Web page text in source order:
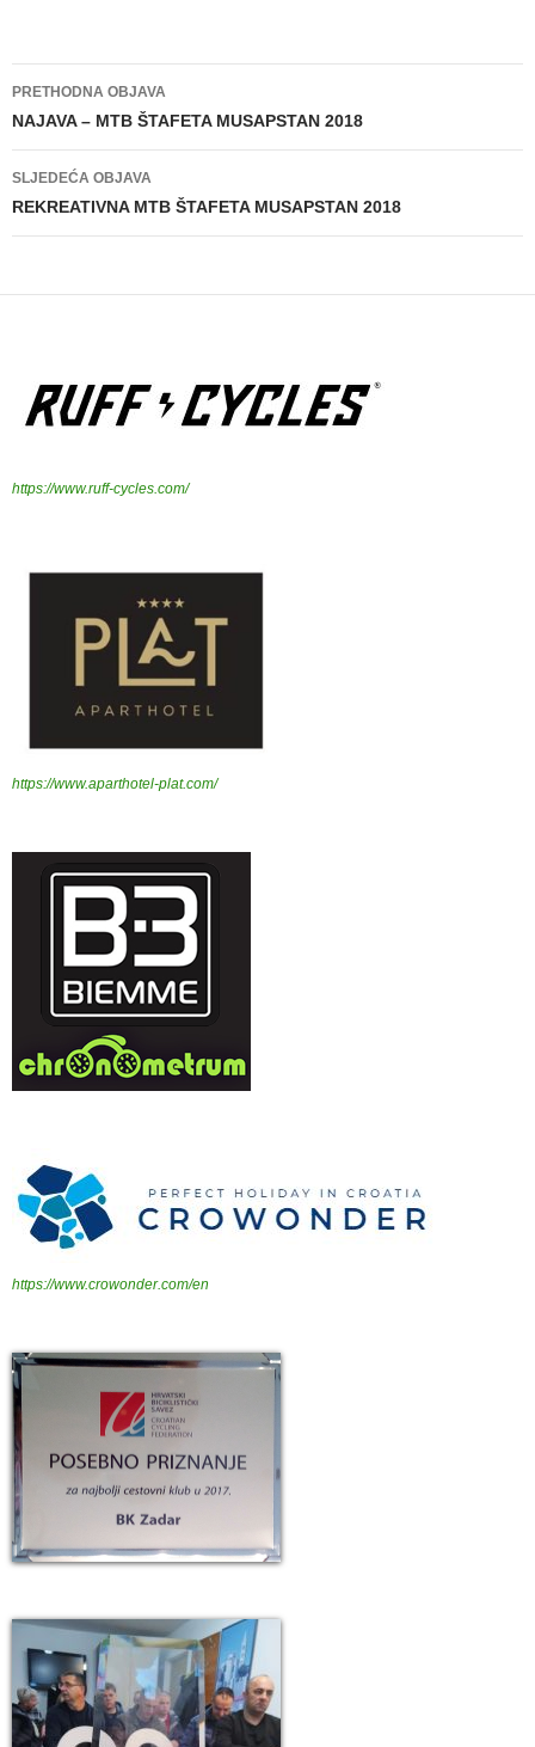
Navigacija
objava
PRETHODNA OBJAVA
NAJAVA – MTB ŠTAFETA MUSAPSTAN 2018
SLJEDEĆA OBJAVA
REKREATIVNA MTB ŠTAFETA MUSAPSTAN 2018
https://www.ruff-cycles.com/
https://www.aparthotel-plat.com/
https://www.crowonder.com/en